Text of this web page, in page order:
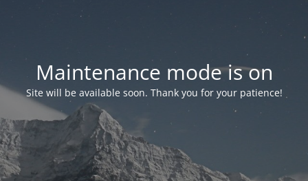
Maintenance mode is on
Site will be available soon. Thank you for your patience!